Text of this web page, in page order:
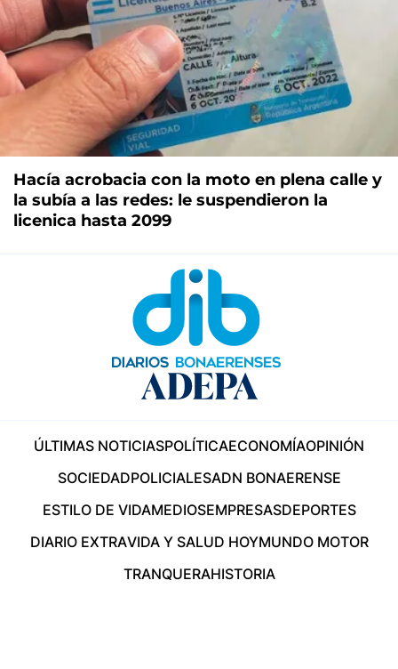
Hacía acrobacia con la moto en plena calle y
la subía a las redes: le suspendieron la
licenica hasta 2099
ÚLTIMAS NOTICIASPOLÍTICAECONOMÍAOPINIÓN
SOCIEDADPOLICIALESADN BONAERENSE
ESTILO DE VIDAMEDIOSEMPRESASDEPORTES
DIARIO EXTRAVIDA Y SALUD HOYMUNDO MOTOR
TRANQUERAHISTORIA